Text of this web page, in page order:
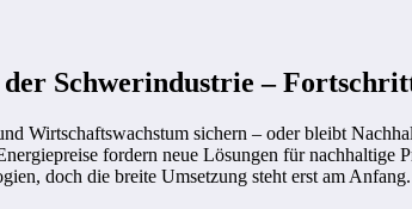
Schwerindustrie –
Wirtschaftswachstum sichern – oder bleibt
fordern neue Lösungen für
doch die breite Umsetzung steht erst am Anfang.